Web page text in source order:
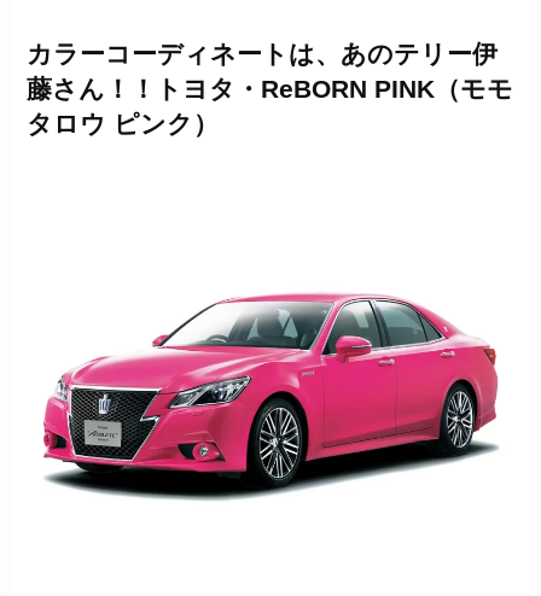
カラーコーディネートは、あのテリー伊
藤さん！！トヨタ・ReBORN PINK （モモ
タロウ ピンク）